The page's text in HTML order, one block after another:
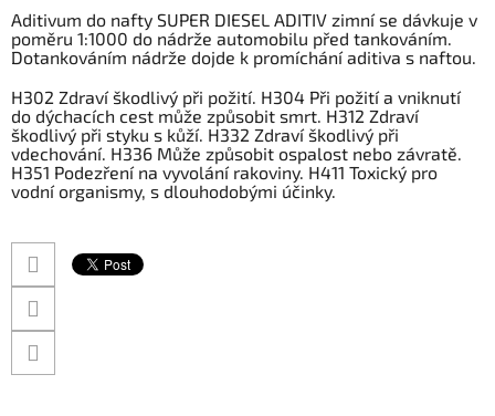
Aditivum do nafty SUPER DIESEL ADITIV zimní se dávkuje v
poměru 1:1000 do nádrže automobilu před tankováním.
Dotankováním nádrže dojde k promíchání aditiva s naftou.
H302 Zdraví škodlivý při požití. H304 Při požití a vniknutí
do dýchacích cest může způsobit smrt. H312 Zdraví
škodlivý při styku s kůží. H332 Zdraví škodlivý při
vdechování. H336 Může způsobit ospalost nebo závratě.
H351 Podezření na vyvolání rakoviny. H411 Toxický pro
vodní organismy, s dlouhodobými účinky.